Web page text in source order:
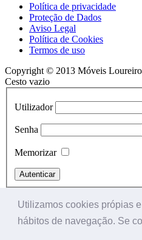
Utilizamos cookies própias
hábitos de navegação. Se
Política de privacidade
Proteção de Dados
Aviso Legal
Política de Cookies
Termos de uso
Copyright © 2013 Móveis
Cesto vazio
Utilizador
Senha
Memorizar
Perdeu a senha?
Registe-se!